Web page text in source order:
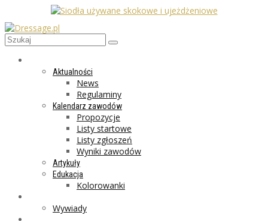
Aktualności
News
Regulaminy
Kalendarz zawodów
Propozycje
Listy startowe
Listy zgłoszeń
Wyniki zawodów
Artykuły
Edukacja
Kolorowanki
Wywiady